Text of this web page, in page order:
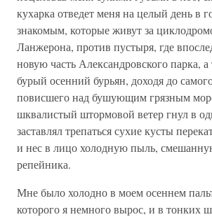
кухарка отведет меня на целый день в
знакомым, которые живут за
Ланжерона, против пустыря, где
новую часть Александровского парка, а
бурый осенний бурьян, доходя до
повисшего над бушующим грязным
шквалистый штормовой ветер гнул в
заставлял трепаться сухие кусты
и нес в лицо холодную пыль,
репейника.
Мне было холодно в моем осеннем
которого я немного вырос, и в тонких